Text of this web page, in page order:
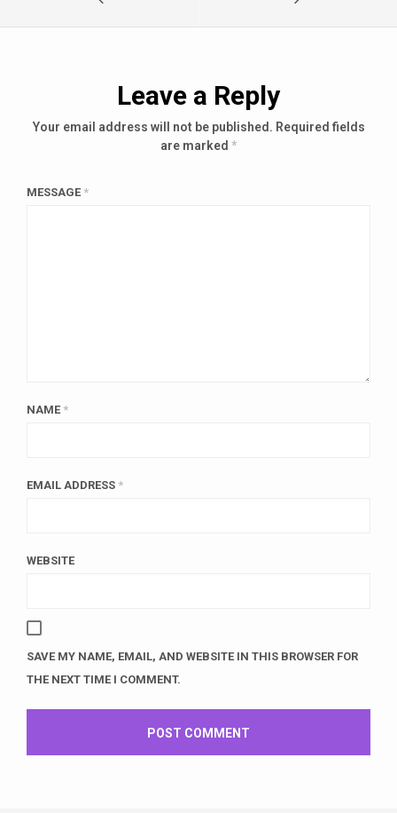
Leave a Reply
Your email address will not be published. Required fields
are marked *
MESSAGE *
NAME *
EMAIL ADDRESS *
WEBSITE
SAVE MY NAME, EMAIL, AND WEBSITE IN THIS BROWSER FOR
THE NEXT TIME I COMMENT.